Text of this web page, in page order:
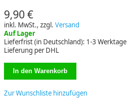
9,90 €
inkl. MwSt., zzgl. Versand
Auf Lager
Lieferfrist (in Deutschland): 1-3 Werktage
Lieferung per DHL
Zur Wunschliste hinzufügen